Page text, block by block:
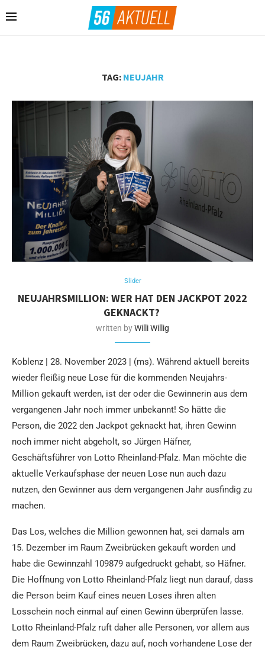
TAG: NEUJAHR
Slider
NEUJAHRSMILLION: WER HAT DEN JACKPOT 2022
GEKNACKT?
written byWilli Willig
Koblenz | 28. November 2023 | (ms). Während aktuell bereits
wieder fleißig neue Lose für die kommenden Neujahrs-
Million gekauft werden, ist der oder die Gewinnerin aus dem
vergangenen Jahr noch immer unbekannt! So hätte die
Person, die 2022 den Jackpot geknackt hat, ihren Gewinn
noch immer nicht abgeholt, so Jürgen Häfner,
Geschäftsführer von Lotto Rheinland-Pfalz. Man möchte die
aktuelle Verkaufsphase der neuen Lose nun auch dazu
nutzen, den Gewinner aus dem vergangenen Jahr ausfindig zu
machen.
Das Los, welches die Million gewonnen hat, sei damals am
15. Dezember im Raum Zweibrücken gekauft worden und
habe die Gewinnzahl 109879 aufgedruckt gehabt, so Häfner.
Die Hoffnung von Lotto Rheinland-Pfalz liegt nun darauf, dass
die Person beim Kauf eines neuen Loses ihren alten
Losschein noch einmal auf einen Gewinn überprüfen lasse.
Lotto Rheinland-Pfalz ruft daher alle Personen, vor allem aus
dem Raum Zweibrücken, dazu auf, noch vorhandene Lose der